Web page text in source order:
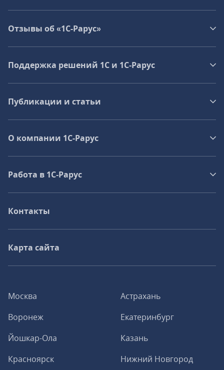
Москва
Астрахань
Воронеж
Екатеринбург
Йошкар-Ола
Казань
Красноярск
Нижний Новгород
Отзывы об «1С-Рарус»
Поддержка решений 1С и 1С‑Рарус
Публикации и статьи
О компании 1C-Рарус
Работа в 1С‑Рарус
Контакты
Карта сайта